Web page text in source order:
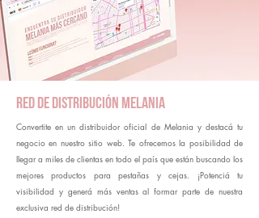
Red de distribución Melania
Convertite en un distribuidor oficial de Melania y destacá tu
negocio en nuestro sitio web. Te ofrecemos la posibilidad de
llegar a miles de clientas en todo el país que están buscando los
mejores productos para pestañas y cejas. ¡Potenciá tu
visibilidad y generá más ventas al formar parte de nuestra
exclusiva red de distribución!